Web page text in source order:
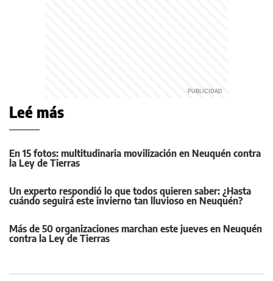
Leé más
En 15 fotos: multitudinaria movilización en Neuquén contra
la Ley de Tierras
Un experto respondió lo que todos quieren saber: ¿Hasta
cuándo seguirá este invierno tan lluvioso en Neuquén?
Más de 50 organizaciones marchan este jueves en Neuquén
contra la Ley de Tierras